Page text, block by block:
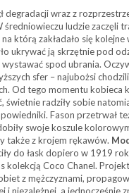
degradacji wraz z
średniowieczu ludzie zaczęli
którą zakładało się
ukrywać ją skrzętnie pod
wystawać spod ubrania.
sfer – najubożsi
Od tego momentu kobieca
świetnie radziły sobie
Fason przetrwał
swoje koszule
także z krojem rękawów.
do łask dopiero w 1919
kolekcją Coco Chanel.
z mężczyznami,
i niezależnej, a jednocześnie